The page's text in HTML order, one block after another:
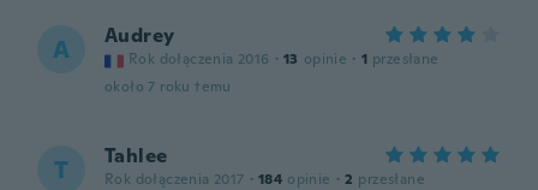
A Audrey
Rok dołączenia 2016 · 13 opinie · 1 przesłane
około 7 roku temu
T Tahlee
Rok dołączenia 2017 · 184 opinie · 2 przesłane